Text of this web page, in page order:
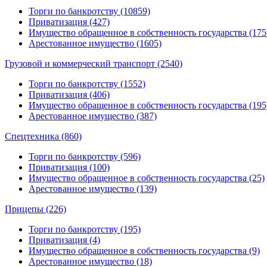
Торги по банкротству (10859)
Приватизация (427)
Имущество обращенное в собственность государства
Арестованное имущество (1605)
Грузовой и коммерческий транспорт (2540)
Торги по банкротству (1552)
Приватизация (406)
Имущество обращенное в собственность государства
Арестованное имущество (387)
Спецтехника (860)
Торги по банкротству (596)
Приватизация (100)
Имущество обращенное в собственность государства (25)
Арестованное имущество (139)
Прицепы (226)
Торги по банкротству (195)
Приватизация (4)
Имущество обращенное в собственность государства (9)
Арестованное имущество (18)